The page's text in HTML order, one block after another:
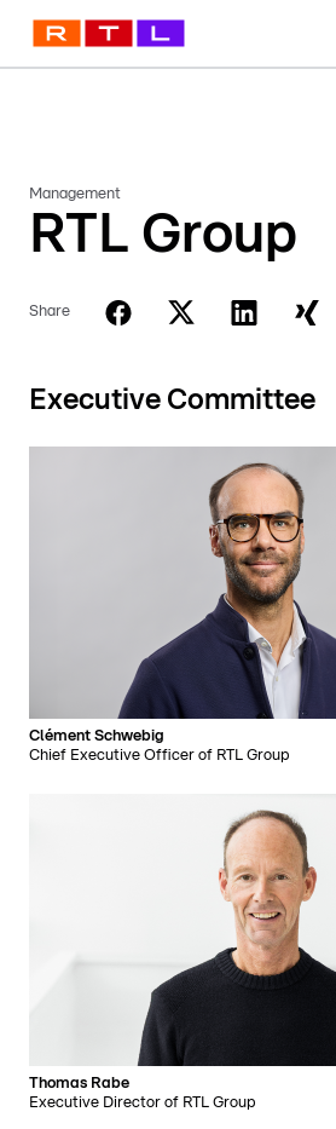
Management
RTL Group
Share
Executive Committee
Clément Schwebig
Chief Executive Officer of RTL Group
Thomas Rabe
Executive Director of RTL Group